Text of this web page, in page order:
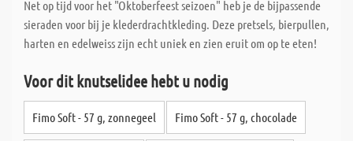
Net op tijd voor het "Oktoberfeest seizoen" heb je de bijpassende
sieraden voor bij je klederdrachtkleding. Deze pretsels, bierpullen,
harten en edelweiss zijn echt uniek en zien eruit om op te eten!
Voor dit knutselidee hebt u nodig
Fimo Soft - 57 g, zonnegeel Fimo Soft - 57 g, chocolade